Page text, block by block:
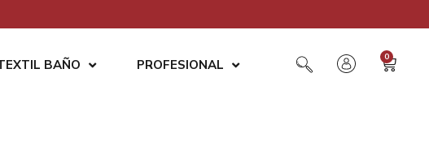
BAÑO PROFESIONAL
0